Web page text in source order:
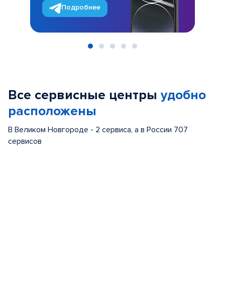
Подробнее
Все сервисные центры удобно
расположены
В Великом Новгороде - 2 сервиса, а в России 707
сервисов